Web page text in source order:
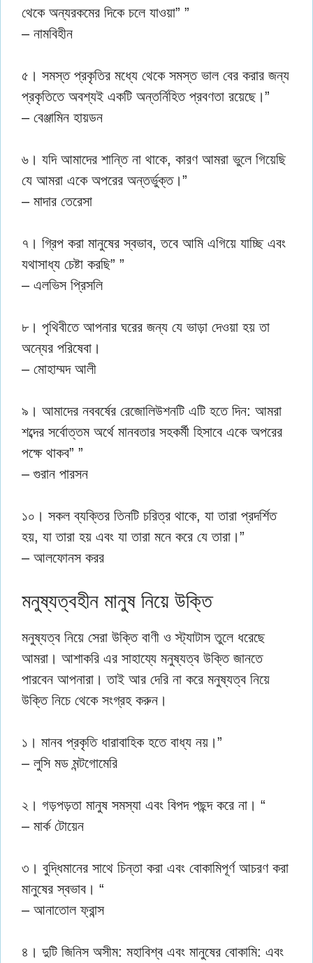
থেকে অন্যরকমের দিকে চলে যাওয়া” ”
– নামবিহীন
৫। সমস্ত প্রকৃতির মধ্যে থেকে সমস্ত ভাল বের করার জন্য
প্রকৃতিতে অবশ্যই একটি অন্তর্নিহিত প্রবণতা রয়েছে।”
– বেঞ্জামিন হায়ডন
৬। যদি আমাদের শান্তি না থাকে, কারণ আমরা ভুলে গিয়েছি
যে আমরা একে অপরের অন্তর্ভুক্ত।”
– মাদার তেরেসা
৭। গ্রিপ করা মানুষের স্বভাব, তবে আমি এগিয়ে যাচ্ছি এবং
যথাসাধ্য চেষ্টা করছি” ”
– এলভিস প্রিসলি
৮। পৃথিবীতে আপনার ঘরের জন্য যে ভাড়া দেওয়া হয় তা
অন্যের পরিষেবা।
– মোহাম্মদ আলী
৯। আমাদের নববর্ষের রেজোলিউশনটি এটি হতে দিন: আমরা
শব্দের সর্বোত্তম অর্থে মানবতার সহকর্মী হিসাবে একে অপরের
পক্ষে থাকব” ”
– গুরান পারসন
১০। সকল ব্যক্তির তিনটি চরিত্র থাকে, যা তারা প্রদর্শিত
হয়, যা তারা হয় এবং যা তারা মনে করে যে তারা।”
– আলফোনস করর
মনুষ্যত্বহীন মানুষ নিয়ে উক্তি
মনুষ্যত্ব নিয়ে সেরা উক্তি বাণী ও স্ট্যাটাস তুলে ধরেছে
আমরা। আশাকরি এর সাহায্যে মনুষ্যত্ব উক্তি জানতে
পারবেন আপনারা। তাই আর দেরি না করে মনুষ্যত্ব নিয়ে
উক্তি নিচে থেকে সংগ্রহ করুন।
১। মানব প্রকৃতি ধারাবাহিক হতে বাধ্য নয়।”
– লুসি মড মন্টগোমেরি
২। গড়পড়তা মানুষ সমস্যা এবং বিপদ পছন্দ করে না। “
– মার্ক টোয়েন
৩। বুদ্ধিমানের সাথে চিন্তা করা এবং বোকামিপূর্ণ আচরণ করা
মানুষের স্বভাব। “
– আনাতোল ফ্রান্স
৪। দুটি জিনিস অসীম: মহাবিশ্ব এবং মানুষের বোকামি: এবং